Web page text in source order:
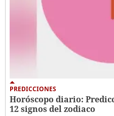
PREDICCIONES
Horóscopo diario:
12 signos del zodiaco